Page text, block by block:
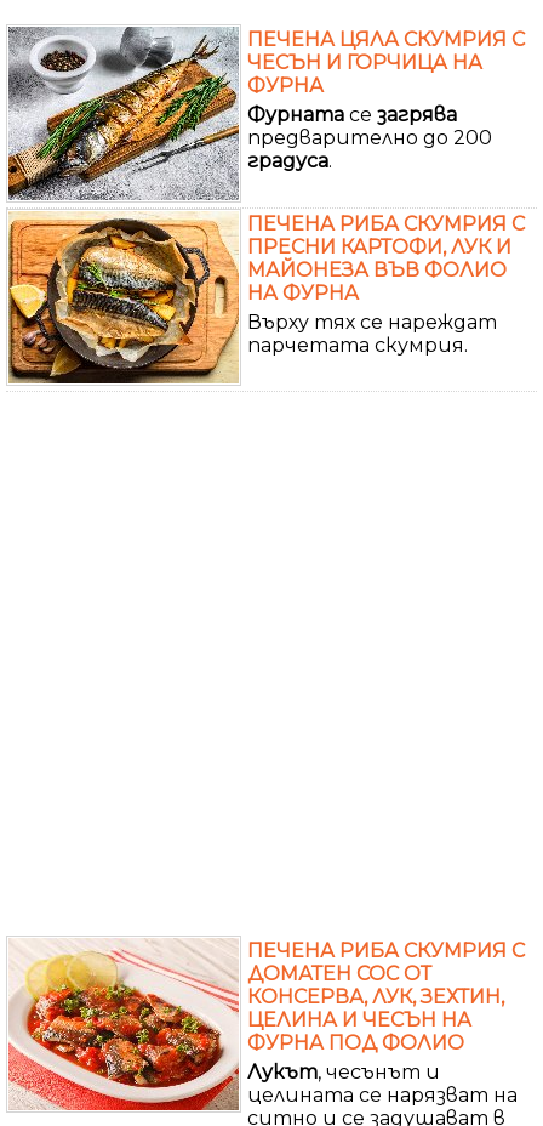
ПЕЧЕНА ЦЯЛА СКУМРИЯ С
ЧЕСЪН И ГОРЧИЦА НА
ФУРНА
Фурната се загрява
предварително до 200
градуса.
ПЕЧЕНА РИБА СКУМРИЯ С
ПРЕСНИ КАРТОФИ, ЛУК И
МАЙОНЕЗА ВЪВ ФОЛИО
НА ФУРНА
Върху тях се нареждат
парчетата скумрия.
ПЕЧЕНА РИБА СКУМРИЯ С
ДОМАТЕН СОС ОТ
КОНСЕРВА, ЛУК, ЗЕХТИН,
ЦЕЛИНА И ЧЕСЪН НА
ФУРНА ПОД ФОЛИО
Лукът, чесънът и
целината се нарязват на
ситно и се задушават в